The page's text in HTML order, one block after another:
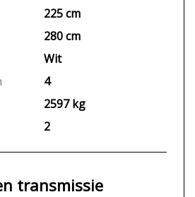
225 cm
280 cm
Wit
4
2597 kg
2
transmissie